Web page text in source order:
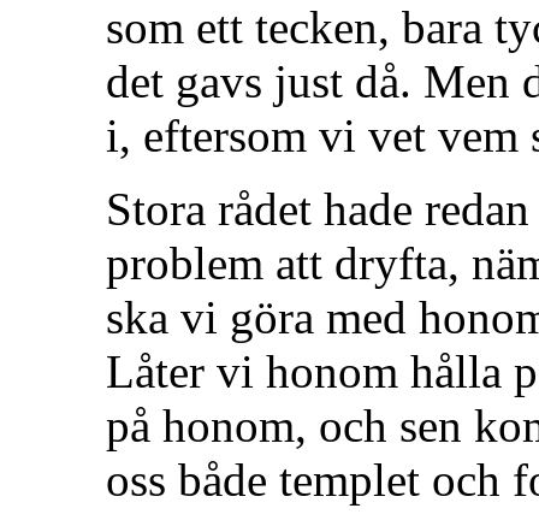
som ett tecken, bara
det gavs just då. Men
i, eftersom vi vet vem
Stora rådet hade
problem att dryfta,
ska vi göra med
Låter vi honom hålla
på honom, och sen
oss både templet och